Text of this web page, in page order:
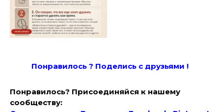
Понравилось ? Поделись с друзьями !
Понравилось? Присоединяйся к нашему
сообществу: